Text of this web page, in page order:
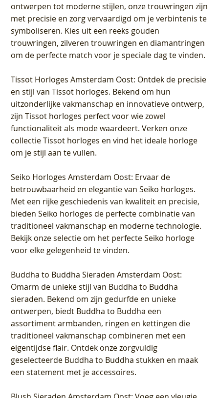
ontwerpen tot moderne stijlen, onze trouwringen zijn
met precisie en zorg vervaardigd om je verbintenis te
symboliseren. Kies uit een reeks gouden
trouwringen, zilveren trouwringen en diamantringen
om de perfecte match voor je speciale dag te vinden.
Tissot Horloges Amsterdam Oost: Ontdek de precisie
en stijl van Tissot horloges. Bekend om hun
uitzonderlijke vakmanschap en innovatieve ontwerp,
zijn Tissot horloges perfect voor wie zowel
functionaliteit als mode waardeert. Verken onze
collectie Tissot horloges en vind het ideale horloge
om je stijl aan te vullen.
Seiko Horloges Amsterdam Oost: Ervaar de
betrouwbaarheid en elegantie van Seiko horloges.
Met een rijke geschiedenis van kwaliteit en precisie,
bieden Seiko horloges de perfecte combinatie van
traditioneel vakmanschap en moderne technologie.
Bekijk onze selectie om het perfecte Seiko horloge
voor elke gelegenheid te vinden.
Buddha to Buddha Sieraden Amsterdam Oost:
Omarm de unieke stijl van Buddha to Buddha
sieraden. Bekend om zijn gedurfde en unieke
ontwerpen, biedt Buddha to Buddha een
assortiment armbanden, ringen en kettingen die
traditioneel vakmanschap combineren met een
eigentijdse flair. Ontdek onze zorgvuldig
geselecteerde Buddha to Buddha stukken en maak
een statement met je accessoires.